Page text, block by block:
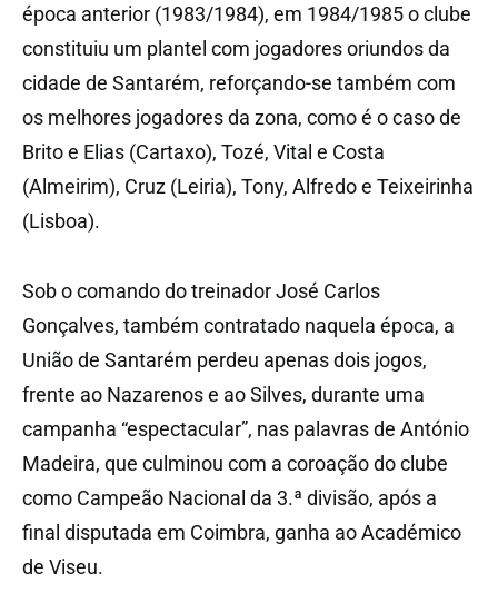
época anterior (1983/1984), em 1984/1985 o clube
constituiu um plantel com jogadores oriundos da
cidade de Santarém, reforçando-se também com
os melhores jogadores da zona, como é o caso de
Brito e Elias (Cartaxo), Tozé, Vital e Costa
(Almeirim), Cruz (Leiria), Tony, Alfredo e Teixeirinha
(Lisboa).
Sob o comando do treinador José Carlos
Gonçalves, também contratado naquela época, a
União de Santarém perdeu apenas dois jogos,
frente ao Nazarenos e ao Silves, durante uma
campanha “espectacular”, nas palavras de António
Madeira, que culminou com a coroação do clube
como Campeão Nacional da 3.ª divisão, após a
final disputada em Coimbra, ganha ao Académico
de Viseu.